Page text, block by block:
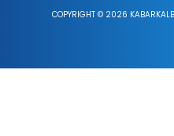
COPYRIGHT © 2026